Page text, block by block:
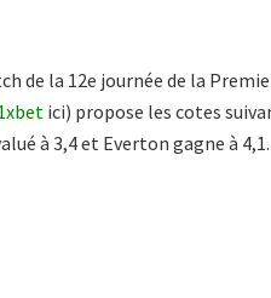
de la 12e journée de la
ici) propose les cotes
à 3,4 et Everton gagne à 4,1.